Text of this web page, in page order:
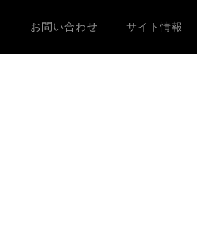
お問い合わせ サイト情報